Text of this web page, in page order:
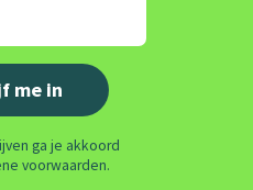
ga je akkoord
voorwaarden.